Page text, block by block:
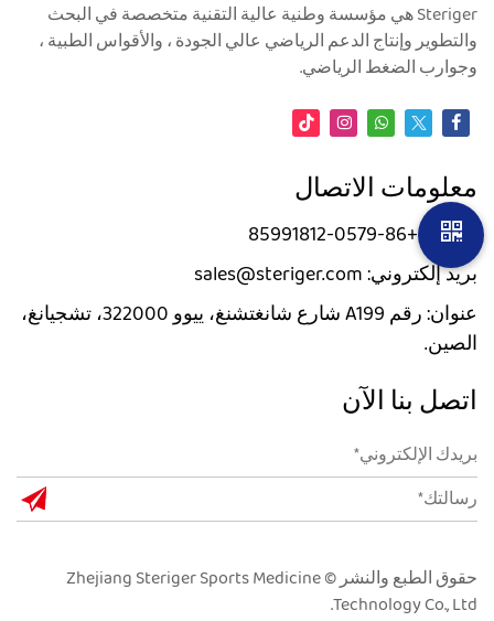
Steriger هي مؤسسة وطنية عالية التقنية متخصصة في البحث
والتطوير وإنتاج الدعم الرياضي عالي الجودة ، والأقواس الطبية ،
وجوارب الضغط الرياضي.
معلومات الاتصال
الهاتف: +86-0579-85991812
بريد إلكتروني: sales@steriger.com
عنوان: رقم A199 شارع شانغتشنغ، ييوو 322000، تشجيانغ،
الصين.
حقوق الطبع والنشر © Zhejiang Steriger Sports Medicine
Technology Co., Ltd.
اتصل بنا الآن